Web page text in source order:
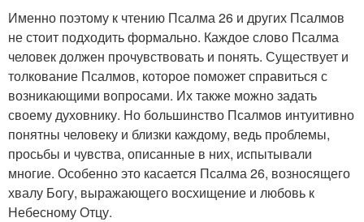
Именно поэтому к чтению Псалма 26 и других Псалмов
не стоит подходить формально. Каждое слово Псалма
человек должен прочувствовать и понять. Существует и
толкование Псалмов, которое поможет справиться с
возникающими вопросами. Их также можно задать
своему духовнику. Но большинство Псалмов интуитивно
понятны человеку и близки каждому, ведь проблемы,
просьбы и чувства, описанные в них, испытывали
многие. Особенно это касается Псалма 26, возносящего
хвалу Богу, выражающего восхищение и любовь к
Небесному Отцу.